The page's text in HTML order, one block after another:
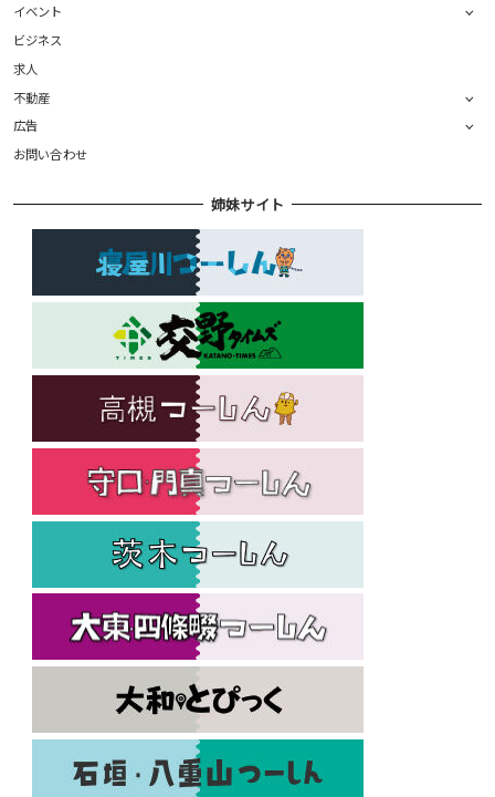
イベント
ビジネス
求人
不動産
広告
お問い合わせ
姉妹サイト